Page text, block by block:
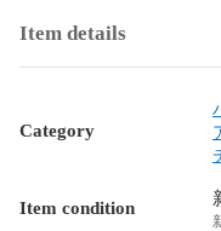
Item details
Category
Item condition